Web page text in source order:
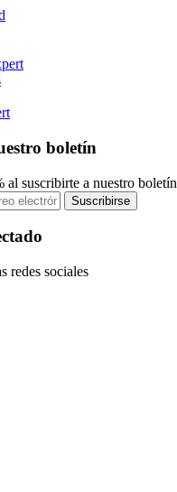
boletín
al suscribirte a nuestro boletín
Suscribirse
redes sociales